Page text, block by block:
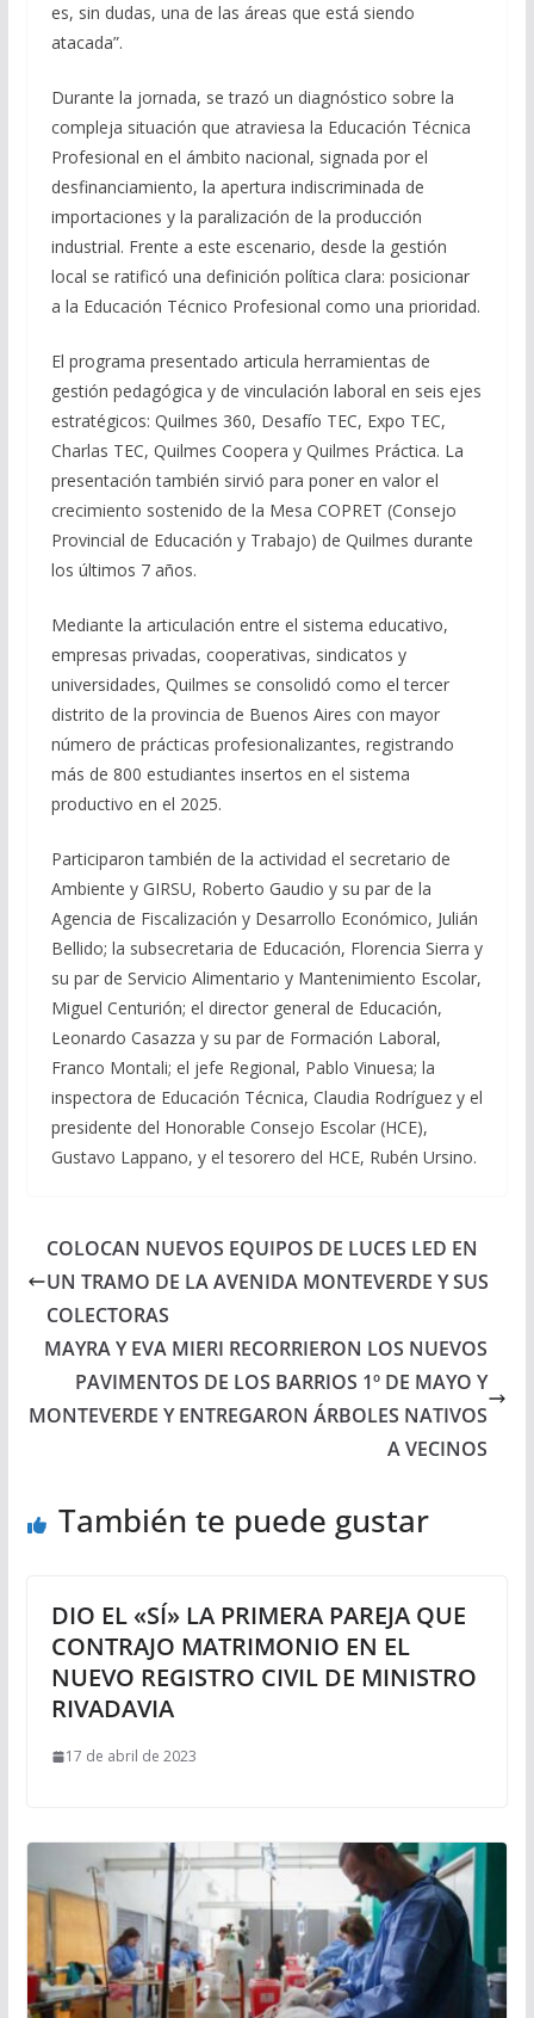
es, sin dudas, una de las áreas que está siendo
atacada”.
Durante la jornada, se trazó un diagnóstico sobre la
compleja situación que atraviesa la Educación Técnica
Profesional en el ámbito nacional, signada por el
desfinanciamiento, la apertura indiscriminada de
importaciones y la paralización de la producción
industrial. Frente a este escenario, desde la gestión
local se ratificó una definición política clara: posicionar
a la Educación Técnico Profesional como una prioridad.
El programa presentado articula herramientas de
gestión pedagógica y de vinculación laboral en seis ejes
estratégicos: Quilmes 360, Desafío TEC, Expo TEC,
Charlas TEC, Quilmes Coopera y Quilmes Práctica. La
presentación también sirvió para poner en valor el
crecimiento sostenido de la Mesa COPRET (Consejo
Provincial de Educación y Trabajo) de Quilmes durante
los últimos 7 años.
Mediante la articulación entre el sistema educativo,
empresas privadas, cooperativas, sindicatos y
universidades, Quilmes se consolidó como el tercer
distrito de la provincia de Buenos Aires con mayor
número de prácticas profesionalizantes, registrando
más de 800 estudiantes insertos en el sistema
productivo en el 2025.
Participaron también de la actividad el secretario de
Ambiente y GIRSU, Roberto Gaudio y su par de la
Agencia de Fiscalización y Desarrollo Económico, Julián
Bellido; la subsecretaria de Educación, Florencia Sierra y
su par de Servicio Alimentario y Mantenimiento Escolar,
Miguel Centurión; el director general de Educación,
Leonardo Casazza y su par de Formación Laboral,
Franco Montali; el jefe Regional, Pablo Vinuesa; la
inspectora de Educación Técnica, Claudia Rodríguez y el
presidente del Honorable Consejo Escolar (HCE),
Gustavo Lappano, y el tesorero del HCE, Rubén Ursino.
COLOCAN NUEVOS EQUIPOS DE LUCES LED EN
UN TRAMO DE LA AVENIDA MONTEVERDE Y SUS
COLECTORAS
MAYRA Y EVA MIERI RECORRIERON LOS NUEVOS
PAVIMENTOS DE LOS BARRIOS 1º DE MAYO Y
MONTEVERDE Y ENTREGARON ÁRBOLES NATIVOS
A VECINOS
También te puede gustar
DIO EL «SÍ» LA PRIMERA PAREJA QUE
CONTRAJO MATRIMONIO EN EL
NUEVO REGISTRO CIVIL DE MINISTRO
RIVADAVIA
17 de abril de 2023